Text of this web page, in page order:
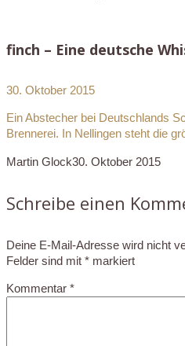
finch – Eine deutsche
30. Oktober 2015
Ein Abstecher bei Deutschlands
Brennerei. In Nellingen steht die
Martin Glock30. Oktober 2015
Schreibe einen
Deine E-Mail-Adresse wird nicht
Felder sind mit * markiert
Kommentar *